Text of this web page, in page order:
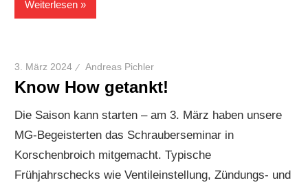
Weiterlesen
3. März 2024 Andreas Pichler
Know How getankt!
Die Saison kann starten – am 3. März haben unsere
MG-Begeisterten das Schrauberseminar in
Korschenbroich mitgemacht. Typische
Frühjahrschecks wie Ventileinstellung, Zündungs- und